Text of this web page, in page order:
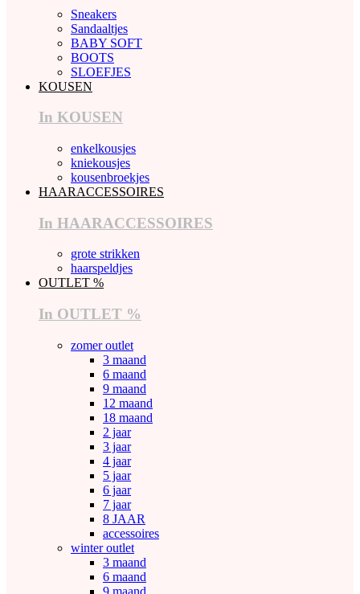
Sneakers
Sandaaltjes
BABY SOFT
BOOTS
SLOEFJES
KOUSEN
In KOUSEN
enkelkousjes
kniekousjes
kousenbroekjes
HAARACCESSOIRES
In HAARACCESSOIRES
grote strikken
haarspeldjes
OUTLET %
In OUTLET %
zomer outlet
3 maand
6 maand
9 maand
12 maand
18 maand
2 jaar
3 jaar
4 jaar
5 jaar
6 jaar
7 jaar
8 JAAR
accessoires
winter outlet
3 maand
6 maand
9 maand